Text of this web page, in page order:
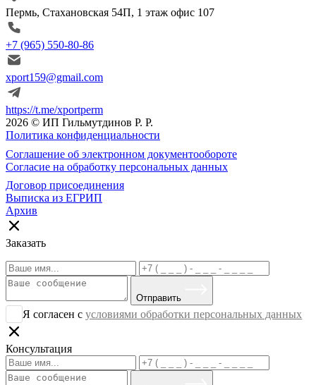
Пермь, Стахановская 54П, 1 этаж офис 107
+7 (965) 550-80-86
xport159@gmail.com
https://t.me/xportperm
2026 © ИП Гильмутдинов Р. Р.
Политика конфиденциальности
Соглашение об электронном документообороте
Согласие на обработку персональных данных
Договор присоединения
Выписка из ЕГРИП
Архив
Заказать
Отправить
Я согласен сусловиями обработки персональных данных
Консультация